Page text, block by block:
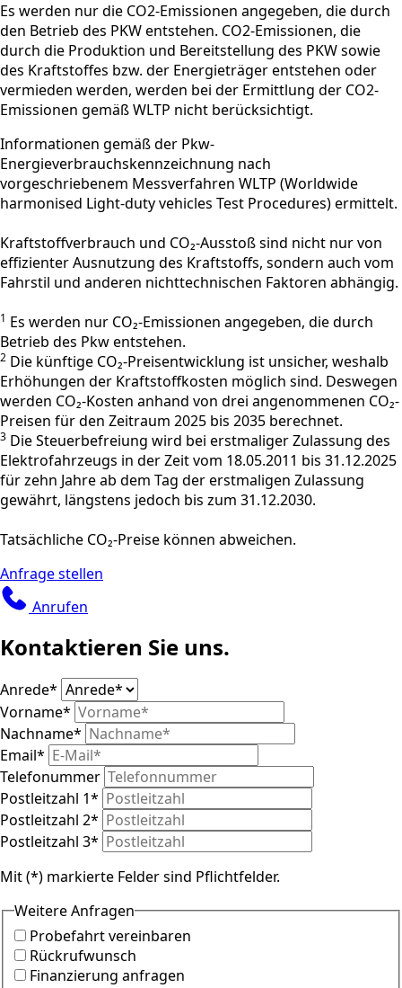
Es werden nur die CO2-Emissionen angegeben, die durch
den Betrieb des PKW entstehen. CO2-Emissionen, die
durch die Produktion und Bereitstellung des PKW sowie
des Kraftstoffes bzw. der Energieträger entstehen oder
vermieden werden, werden bei der Ermittlung der CO2-
Emissionen gemäß WLTP nicht berücksichtigt.
Informationen gemäß der Pkw-
Energieverbrauchskennzeichnung nach
vorgeschriebenem Messverfahren WLTP (Worldwide
harmonised Light-duty vehicles Test Procedures) ermittelt.
Kraftstoffverbrauch und CO₂-Ausstoß sind nicht nur von
effizienter Ausnutzung des Kraftstoffs, sondern auch vom
Fahrstil und anderen nichttechnischen Faktoren abhängig.
1 Es werden nur CO₂-Emissionen angegeben, die durch
Betrieb des Pkw entstehen.
2 Die künftige CO₂-Preisentwicklung ist unsicher, weshalb
Erhöhungen der Kraftstoffkosten möglich sind. Deswegen
werden CO₂-Kosten anhand von drei angenommenen CO₂-
Preisen für den Zeitraum 2025 bis 2035 berechnet.
3 Die Steuerbefreiung wird bei erstmaliger Zulassung des
Elektrofahrzeugs in der Zeit vom 18.05.2011 bis 31.12.2025
für zehn Jahre ab dem Tag der erstmaligen Zulassung
gewährt, längstens jedoch bis zum 31.12.2030.
Tatsächliche CO₂-Preise können abweichen.
Anfrage stellen
Anrufen
Kontaktieren Sie uns.
Anrede*
Vorname*
Nachname*
Email*
Telefonummer
Postleitzahl 1*
Postleitzahl 2*
Postleitzahl 3*
Mit (*) markierte Felder sind Pflichtfelder.
Weitere Anfragen
Probefahrt vereinbaren
Rückrufwunsch
Finanzierung anfragen